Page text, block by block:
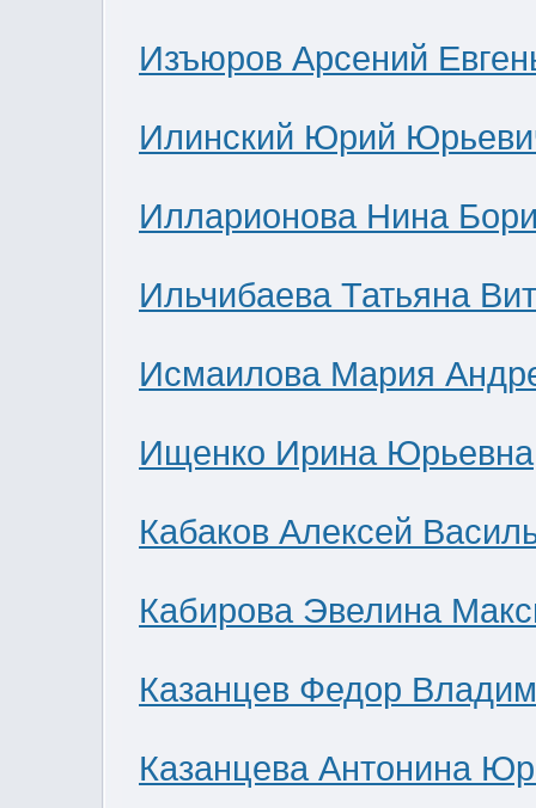
Изъюров Арсений
Илинский Юрий
Илларионова Нина
Ильчибаева Татьяна
Исмаилова Мария
Ищенко Ирина Юрьевна
Кабаков Алексей
Кабирова Эвелина
Казанцев Федор
Казанцева Антонина